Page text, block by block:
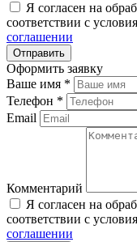
Я согласен на
соответствии с
соглашении
Оформить заявку
Ваше имя *
Телефон *
Email
Комментарий
Я согласен на
соответствии с
соглашении